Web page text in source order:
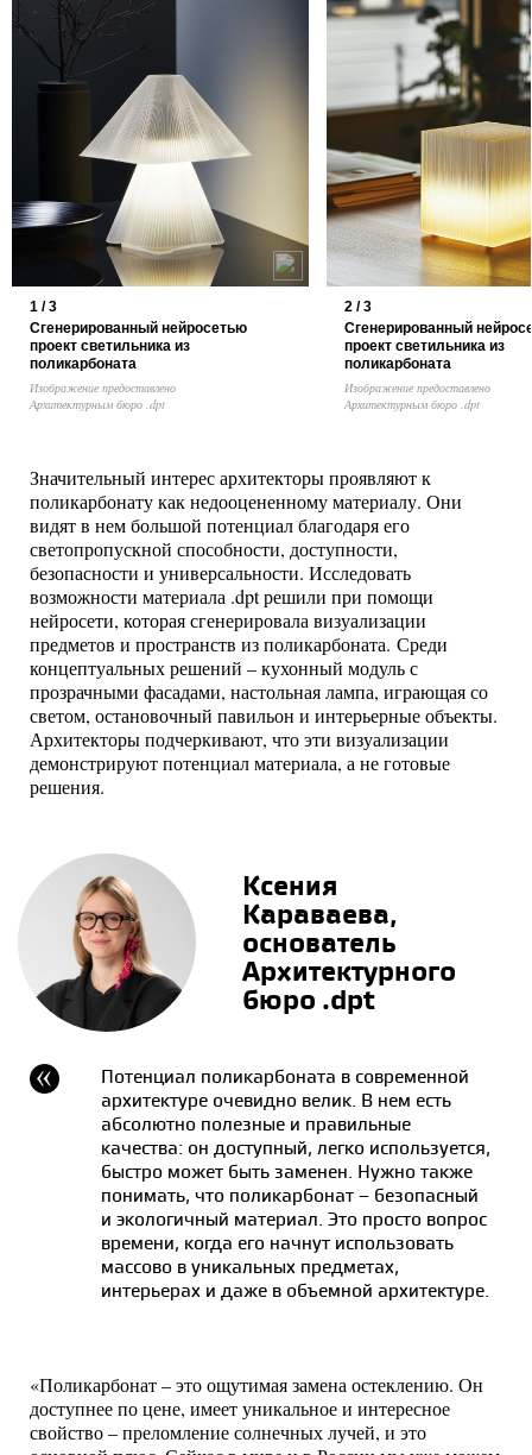
1 / 3
Сгенерированный нейросетью
проект светильника из
поликарбоната
Изображение предоставлено
Архитектурным бюро .dpt
2 / 3
Сгенерированный
проект светильника из
поликарбоната
Изображение предоставлено
Архитектурным бюро .dpt
Значительный интерес архитекторы проявляют к
поликарбонату как недооцененному материалу. Они
видят в нем большой потенциал благодаря его
светопропускной способности, доступности,
безопасности и универсальности. Исследовать
возможности материала .dpt решили при помощи
нейросети, которая сгенерировала визуализации
предметов и пространств из поликарбоната. Среди
концептуальных решений – кухонный модуль с
прозрачными фасадами, настольная лампа, играющая со
светом, остановочный павильон и интерьерные объекты.
Архитекторы подчеркивают, что эти визуализации
демонстрируют потенциал материала, а не готовые
решения.
Ксения
Караваева,
основатель
Архитектурного
бюро .dpt
Потенциал поликарбоната в современной
архитектуре очевидно велик. В нем есть
абсолютно полезные и правильные
качества: он доступный, легко используется,
быстро может быть заменен. Нужно также
понимать, что поликарбонат – безопасный
и экологичный материал. Это просто вопрос
времени, когда его начнут использовать
массово в уникальных предметах,
интерьерах и даже в объемной архитектуре.
«Поликарбонат – это ощутимая замена остеклению. Он
доступнее по цене, имеет уникальное и интересное
свойство – преломление солнечных лучей, и это